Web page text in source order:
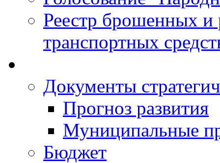
Реестр брошенных и
транспортных
Документы
Прогноз развития
Муниципальные
Бюджет